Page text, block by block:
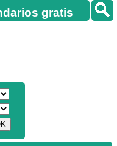
gratis